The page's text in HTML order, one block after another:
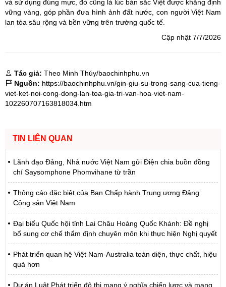
và sử dụng đúng mực, đó cũng là lúc bản sắc Việt được khẳng định
vững vàng, góp phần đưa hình ảnh đất nước, con người Việt Nam
lan tỏa sâu rộng và bền vững trên trường quốc tế.
Cập nhật 7/7/2026
Tác giả: Theo Minh Thúy/baochinhphu.vn
Nguồn: https://baochinhphu.vn/gin-giu-su-trong-sang-cua-tieng-
viet-ket-noi-cong-dong-lan-toa-gia-tri-van-hoa-viet-nam-
102260707163818034.htm
TIN LIÊN QUAN
Lãnh đạo Đảng, Nhà nước Việt Nam gửi Điện chia buồn đồng
chí Saysomphone Phomvihane từ trần
Thông cáo đặc biệt của Ban Chấp hành Trung ương Đảng
Cộng sản Việt Nam
Đại biểu Quốc hội tỉnh Lai Châu Hoàng Quốc Khánh: Đề nghị
bổ sung cơ chế thẩm định chuyên môn khi thực hiện Nghị quyết
Phát triển quan hệ Việt Nam-Australia toàn diện, thực chất, hiệu
quả hơn
Dự án Luật Phát triển đô thị mang ý nghĩa chiến lược và mang